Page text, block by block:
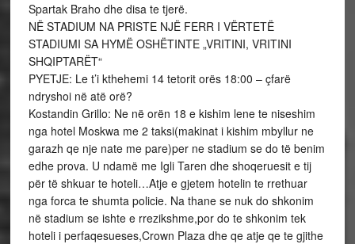
Spartak Braho dhe disa te tjerë.
NË STADIUM NA PRISTE NJË FERR I VËRTETË
STADIUMI SA HYMË OSHËTINTE „VRITINI, VRITINI
SHQIPTARËT“
PYETJE: Le t’i kthehemi 14 tetorit orës 18:00 – çfarë
ndryshoi në atë orë?
Kostandin Grillo: Ne në orën 18 e kishim lene te niseshim
nga hotel Moskwa me 2 taksi(makinat i kishim mbyllur ne
garazh qe nje nate me pare)per ne stadium se do të benim
edhe prova. U ndamë me Igli Taren dhe shoqeruesit e tij
për të shkuar te hoteli…Atje e gjetem hotelin te rrethuar
nga forca te shumta policie. Na thane se nuk do shkonim
në stadium se ishte e rrezikshme,por do te shkonim tek
hoteli i perfaqesueses,Crown Plaza dhe qe atje qe te gjithe